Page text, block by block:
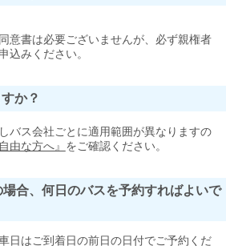
意書は必要ございませんが、必ず親権者
込みください。
か？
バス会社ごとに適用範囲が異なりますの
由な方へ』 をご確認ください。
合、何日のバスを予約すればよいで
日はご到着日の前日の日付でご予約くだ